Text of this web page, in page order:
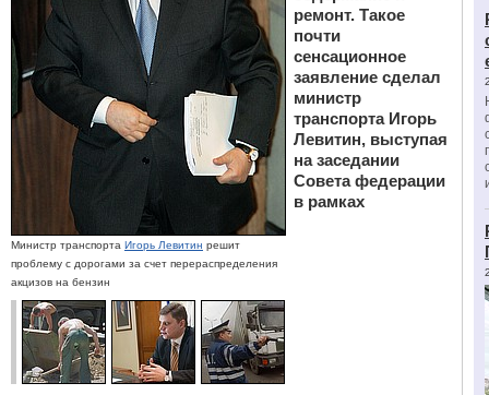
Министр транспорта Игорь Левитин решит
проблему с дорогами за счет перераспределения
акцизов на бензин
ремонт. Такое
почти
сенсационное
заявление сделал
министр
транспорта Игорь
Левитин, выступая
на заседании
Совета федерации
в рамках